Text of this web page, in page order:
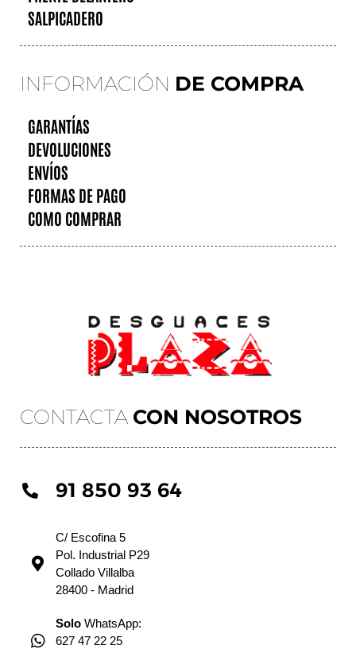
CONTACTA CON NOSOTROS
91 850 93 64
C/ Escofina 5
Pol. Industrial P29
Collado Villalba
28400 - Madrid
Solo WhatsApp:
627 47 22 25
SALPICADERO
INFORMACIÓN DE COMPRA
GARANTÍAS
DEVOLUCIONES
ENVÍOS
FORMAS DE PAGO
COMO COMPRAR